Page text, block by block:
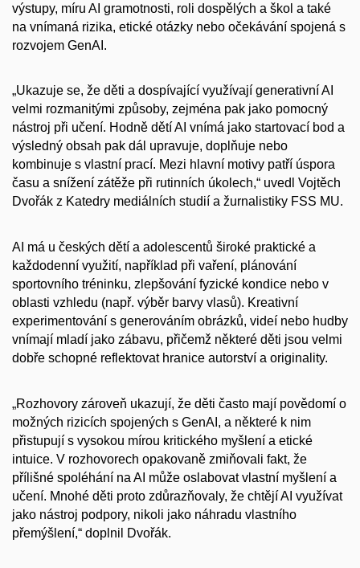
výstupy, míru AI gramotnosti, roli dospělých a škol a také
na vnímaná rizika, etické otázky nebo očekávání spojená s
rozvojem GenAI.
„Ukazuje se, že děti a dospívající využívají generativní AI
velmi rozmanitými způsoby, zejména pak jako pomocný
nástroj při učení. Hodně dětí AI vnímá jako startovací bod a
výsledný obsah pak dál upravuje, doplňuje nebo
kombinuje s vlastní prací. Mezi hlavní motivy patří úspora
času a snížení zátěže při rutinních úkolech,“ uvedl Vojtěch
Dvořák z Katedry mediálních studií a žurnalistiky FSS MU.
AI má u českých dětí a adolescentů široké praktické a
každodenní využití, například při vaření, plánování
sportovního tréninku, zlepšování fyzické kondice nebo v
oblasti vzhledu (např. výběr barvy vlasů). Kreativní
experimentování s generováním obrázků, videí nebo hudby
vnímají mladí jako zábavu, přičemž některé děti jsou velmi
dobře schopné reflektovat hranice autorství a originality.
„Rozhovory zároveň ukazují, že děti často mají povědomí o
možných rizicích spojených s GenAI, a některé k nim
přistupují s vysokou mírou kritického myšlení a etické
intuice. V rozhovorech opakovaně zmiňovali fakt, že
přílišné spoléhání na AI může oslabovat vlastní myšlení a
učení. Mnohé děti proto zdůrazňovaly, že chtějí AI využívat
jako nástroj podpory, nikoli jako náhradu vlastního
přemýšlení,“ doplnil Dvořák.